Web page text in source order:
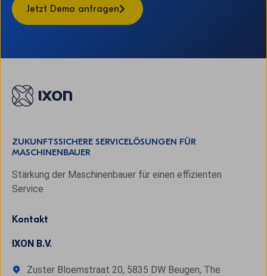
Jetzt Demo anfragen
ZUKUNFTSSICHERE SERVICELÖSUNGEN FÜR
MASCHINENBAUER
Stärkung der Maschinenbauer für einen effizienten
Service
Kontakt
IXON B.V.
Zuster Bloemstraat 20, 5835 DW Beugen, The